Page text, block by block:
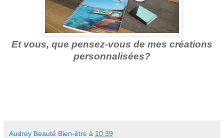
Et vous, que pensez-vous de mes créations
personnalisées?
Audrey Beauté Bien-être à 10:39